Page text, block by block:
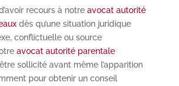
recours à notre avocat autorité
dès qu’une situation juridique
conflictuelle ou source
avocat autorité parentale
sollicité avant même l’apparition
pour obtenir un conseil